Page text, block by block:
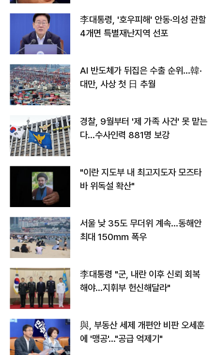
李대통령, '호우피해' 안동·의성 관할
4개면 특별재난지역 선포
AI 반도체가 뒤집은 수출 순위…韓·
대만, 사상 첫 日 추월
경찰, 9월부터 '제 가족 사건' 못 맡는
다…수사인력 881명 보강
"이란 지도부 내 최고지도자 모즈타
바 위독설 확산"
서울 낮 35도 무더위 계속…동해안
최대 150㎜ 폭우
李대통령 "군, 내란 이후 신뢰 회복
해야…지휘부 헌신해달라"
與, 부동산 세제 개편안 비판 오세훈
에 '맹공'…"공급 억제기"